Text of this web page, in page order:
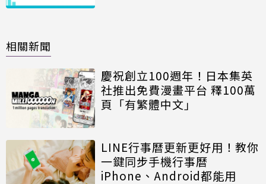
相關新聞
慶祝創立100週年！日本集英
社推出免費漫畫平台 釋100萬
頁「有繁體中文」
LINE行事曆更新更好用！教你
一鍵同步手機行事曆
iPhone、Android都能用